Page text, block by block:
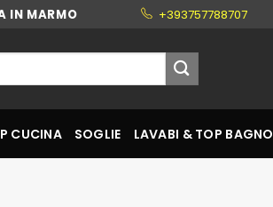
IN MARMO +393757788707
CUCINA SOGLIE LAVABI & TOP BAGNO